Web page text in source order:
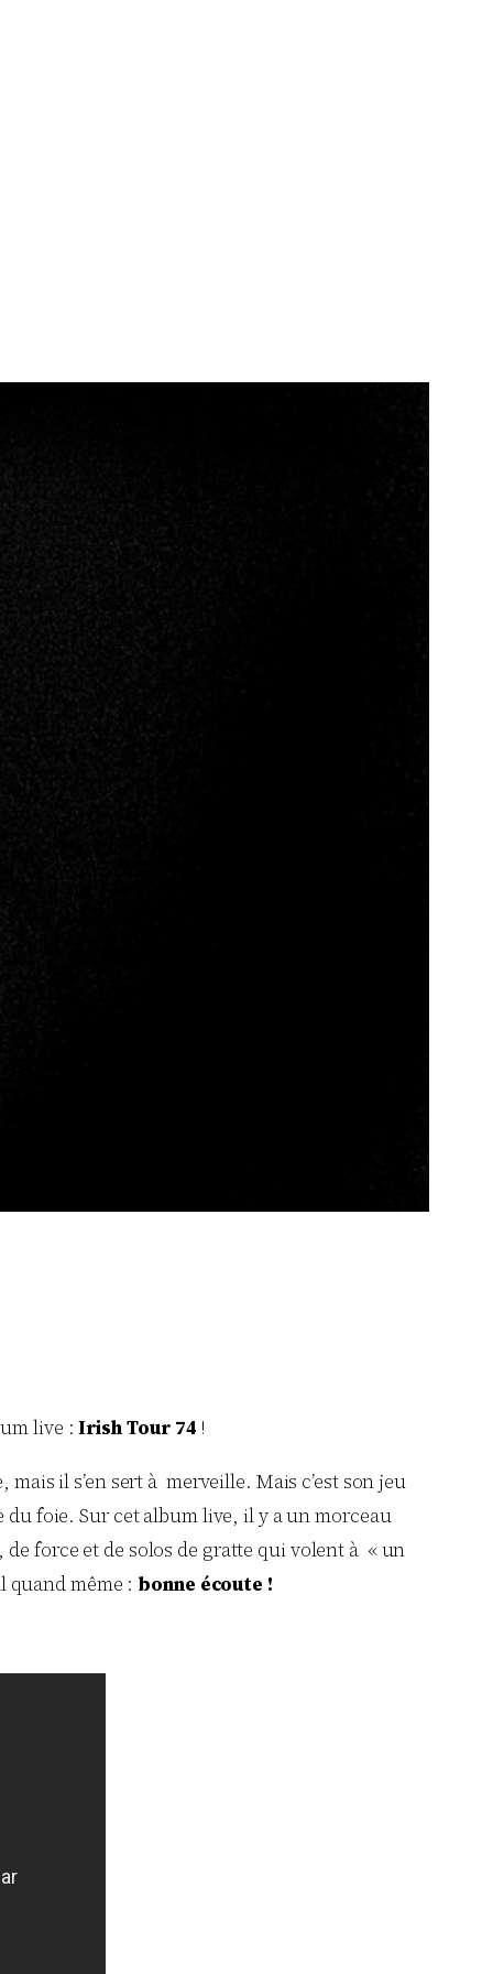
live :Irish Tour 74 !
il s’en sert à merveille. Mais c’est son jeu
foie. Sur cet album live, il y a un morceau
force et de solos de gratte qui volent à « un
quand même : bonne écoute !